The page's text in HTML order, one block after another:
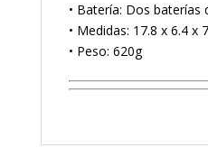
• Batería: Dos baterías
• Medidas: 17.8 x 6.4 x
• Peso: 620g